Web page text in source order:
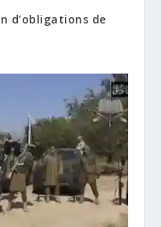
d’obligations de